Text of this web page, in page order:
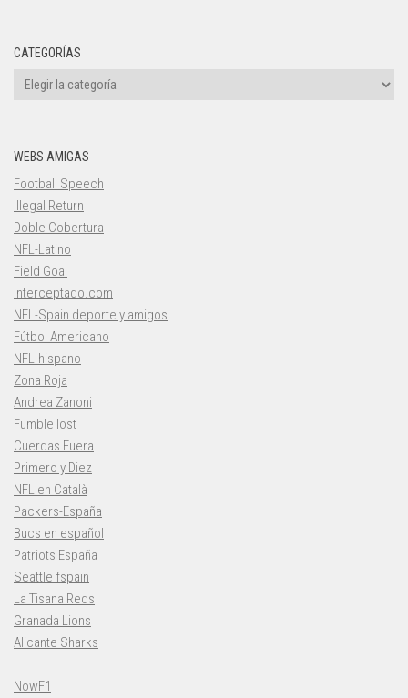
CATEGORÍAS
Categorías
WEBS AMIGAS
Football Speech
Illegal Return
Doble Cobertura
NFL-Latino
Field Goal
Interceptado.com
NFL-Spain deporte y amigos
Fútbol Americano
NFL-hispano
Zona Roja
Andrea Zanoni
Fumble lost
Cuerdas Fuera
Primero y Diez
NFL en Català
Packers-España
Bucs en español
Patriots España
Seattle fspain
La Tisana Reds
Granada Lions
Alicante Sharks
NowF1